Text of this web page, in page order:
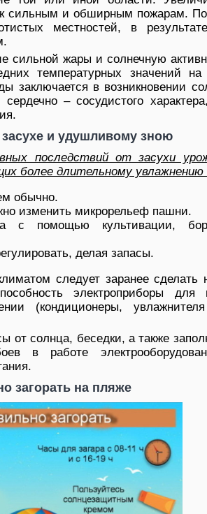
к сильным и обширным пожарам.
местностей, в
сильной жары и солнечную
температурных значений
заключается в возникновении
– сосудистого
засухе и удушливому зною
последствий от засухи
более длительному увлажнению
обычно.
изменить микрорельеф пашни.
с помощью культивации,
делая запасы.
следует заранее сделать
электроприборы для
(кондиционеры,
от солнца, беседки, а также
в работе
загорать на пляже